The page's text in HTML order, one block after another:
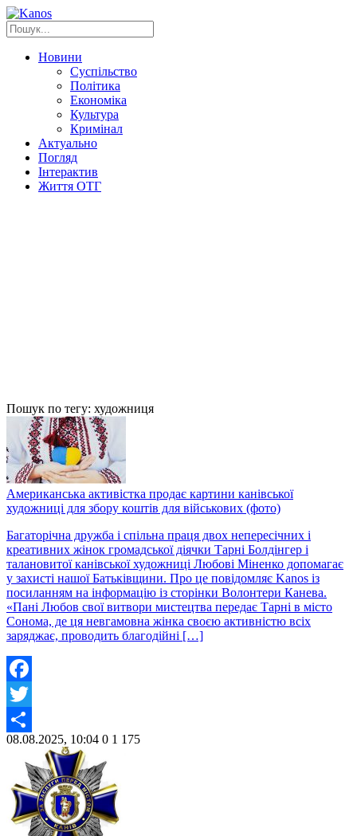
Новини
Суспільство
Політика
Економіка
Культура
Кримінал
Актуально
Погляд
Інтерактив
Життя ОТГ
Пошук по тегу: художниця
Американська активістка продає картини канівської
художниці для збору коштів для військових (фото)
Багаторічна дружба і спільна праця двох непересічних і
креативних жінок громадської діячки Тарні Болдінгер і
талановитої канівської художниці Любові Міненко допомагає
у захисті нашої Батьківщини. Про це повідомляє Kanos із
посиланням на інформацію із сторінки Волонтери Канева.
«Пані Любов свої витвори мистецтва передає Тарні в місто
Сонома, де ця невгамовна жінка своєю активністю всіх
заряджає, проводить благодійні […]
Facebook
Twitter
Share
08.08.2025, 10:04 0 1 175